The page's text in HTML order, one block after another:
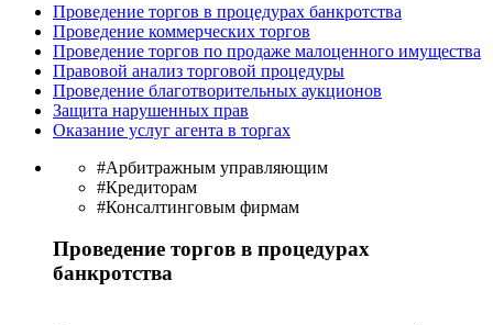
Проведение торгов в процедурах банкротства
Проведение коммерческих торгов
Проведение торгов по продаже малоценного имущества
Правовой анализ торговой процедуры
Проведение благотворительных аукционов
Защита нарушенных прав
Оказание услуг агента в торгах
#Арбитражным управляющим
#Кредиторам
#Консалтинговым фирмам
Проведение торгов в процедурах
банкротства